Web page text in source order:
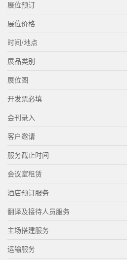
展位预订
展位价格
时间/地点
展品类别
展位图
开发票必填
会刊录入
客户邀请
服务截止时间
会议室租赁
酒店预订服务
翻译及接待人员服务
主场搭建服务
运输服务